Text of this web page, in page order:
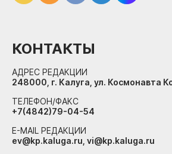
КОНТАКТЫ
АДРЕС РЕДАКЦИИ
248000, г. Калуга, ул. Космонавта
ТЕЛЕФОН/ФАКС
+7(4842)79-04-54
E-MAIL РЕДАКЦИИ
ev@kp.kaluga.ru, vi@kp.kaluga.ru